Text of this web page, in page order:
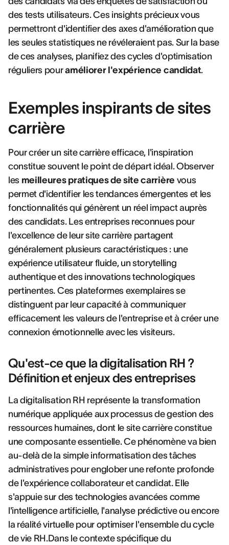
des tests utilisateurs. Ces insights précieux vous
permettront d'identifier des axes d'amélioration que
les seules statistiques ne révéleraient pas. Sur la base
de ces analyses, planifiez des cycles d'optimisation
réguliers pouraméliorer l'expérience candidat.
Exemples inspirants de sites
carrière
Pour créer un site carrière efficace, l'inspiration
constitue souvent le point de départ idéal. Observer
les meilleures pratiques de site carrière vous
permet d'identifier les tendances émergentes et les
fonctionnalités qui génèrent un réel impact auprès
des candidats. Les entreprises reconnues pour
l'excellence de leur site carrière partagent
généralement plusieurs caractéristiques : une
expérience utilisateur fluide, un storytelling
authentique et des innovations technologiques
pertinentes. Ces plateformes exemplaires se
distinguent par leur capacité à communiquer
efficacement les valeurs de l'entreprise et à créer une
connexion émotionnelle avec les visiteurs.
Qu'est-ce que la digitalisation RH ?
Définition et enjeux des entreprises
La digitalisation RH représente la transformation
numérique appliquée aux processus de gestion des
ressources humaines, dont le site carrière constitue
une composante essentielle. Ce phénomène va bien
au-delà de la simple informatisation des tâches
administratives pour englober une refonte profonde
de l'expérience collaborateur et candidat. Elle
s'appuie sur des technologies avancées comme
l'intelligence artificielle, l'analyse prédictive ou encore
la réalité virtuelle pour optimiser l'ensemble du cycle
de vie RH.Dans le contexte spécifique du